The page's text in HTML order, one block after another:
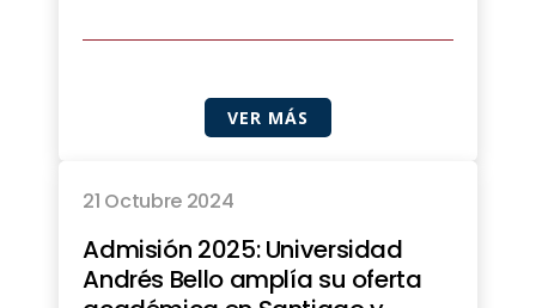
VER MÁS
21 Octubre 2024
Admisión 2025: Universidad
Andrés Bello amplía su oferta